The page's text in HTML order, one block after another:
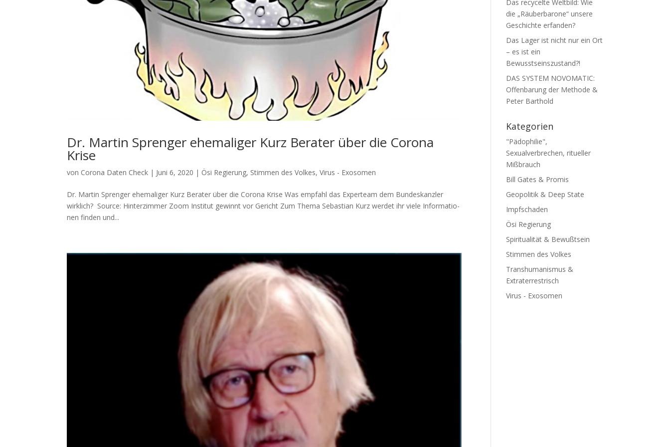
Dr. Martin Sprenger ehemaliger Kurz Berater über die Corona
Krise
von Corona Daten Check | Juni 6, 2020 | Ösi Regierung, Stimmen des Volkes,Virus - Exosomen
Dr. Martin Sprenger ehemaliger Kurz Berater über die Corona Krise Was emp­fahl das Exper­team dem Bun­des­kanz­ler
wirklich? Source: Hin­ter­zim­mer Zoom Insti­tut gewinnt vor Gericht Zum The­ma Sebas­ti­an Kurz wer­det ihr vie­le Infor­ma­tio­
nen fin­den und...
Das recycelte Weltbild: Wie
die „Räuberbarone“ unsere
Geschichte erfanden?
Das Lager ist nicht nur ein Ort
– es ist ein
Bewusstseinszustand?!
DAS SYSTEM NOVOMATIC:
Offenbarung der Methode &
Peter Barthold
Kategorien
"Pädophilie",
Sexualverbrechen, ritueller
Mißbrauch
Bill Gates & Promis
Geopolitik & Deep State
Impfschaden
Ösi Regierung
Spiritualität & Bewußtsein
Stimmen des Volkes
Transhumanismus &
Extraterrestrisch
Virus - Exosomen